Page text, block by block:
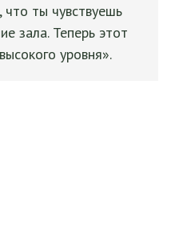
ты чувствуешь
зала. Теперь этот
уровня».